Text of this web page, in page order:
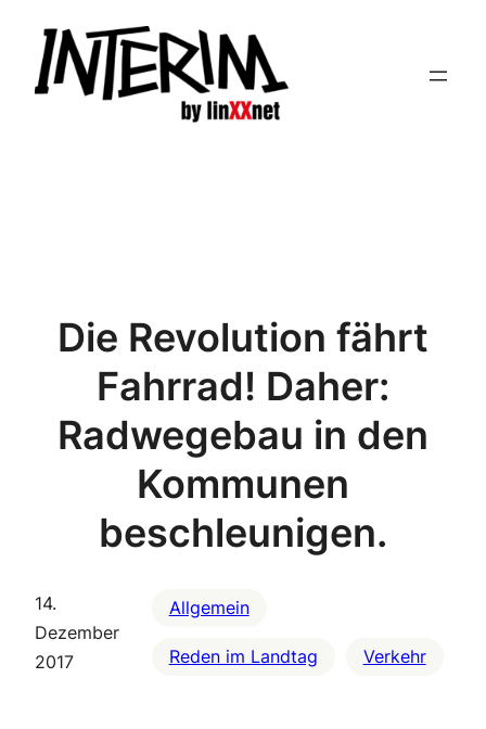
Inhalt
springen
Die Revolution fährt
Fahrrad! Daher:
Radwegebau in den
Kommunen
beschleunigen.
14.
Dezember
2017
Allgemein
Reden im Landtag Verkehr